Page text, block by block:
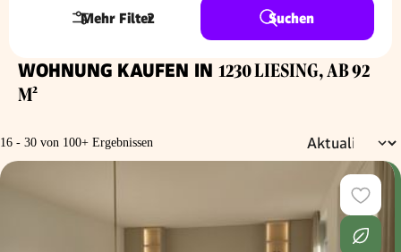
Mehr Filter
2 Suchen
WOHNUNG KAUFEN IN 1230 LIESING, AB 92
M²
16 - 30 von 100+ Ergebnissen